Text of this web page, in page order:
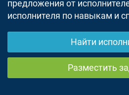
предложения от
исполнителя по навыкам и
Найти
Разместить